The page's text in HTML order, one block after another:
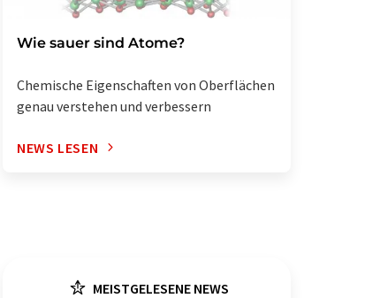
Wie sauer sind Atome?
Chemische Eigenschaften von Oberflächen
genau verstehen und verbessern
NEWS LESEN
MEISTGELESENE NEWS